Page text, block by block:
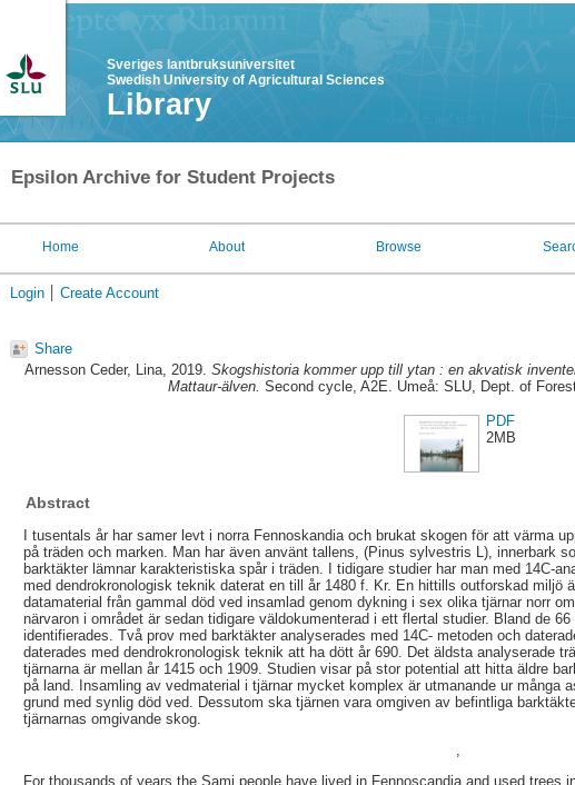
Sveriges lantbruksuniversitet
Swedish University of Agricultural Sciences
Library
Epsilon Archive for Student Projects
Home About Browse
Login Create Account
Share
Arnesson Ceder, Lina, 2019. Skogshistoria kommer upp till ytan : en akvatisk
Mattaur-älven. Second cycle, A2E. Umeå: SLU, Dept. of
PDF
2MB
Abstract
I tusentals år har samer levt i norra Fennoskandia och brukat skogen för att värma
på träden och marken. Man har även använt tallens, (Pinus sylvestris L), innerbark
barktäkter lämnar karakteristiska spår i träden. I tidigare studier har man med 14C-
med dendrokronologisk teknik daterat en till år 1480 f. Kr. En hittills outforskad miljö
datamaterial från gammal död ved insamlad genom dykning i sex olika tjärnar norr
närvaron i området är sedan tidigare väldokumenterad i ett flertal studier. Bland de
identifierades. Två prov med barktäkter analyserades med 14C- metoden och
daterades med dendrokronologisk teknik att ha dött år 690. Det äldsta analyserade
tjärnarna är mellan år 1415 och 1909. Studien visar på stor potential att hitta äldre
på land. Insamling av vedmaterial i tjärnar mycket komplex är utmanande ur många
grund med synlig död ved. Dessutom ska tjärnen vara omgiven av befintliga
tjärnarnas omgivande skog.
For thousands of years the Sami people have lived in Fennoscandia and used trees